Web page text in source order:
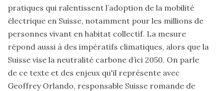
pratiques qui ralentissent l’adoption de la mobilité
électrique en Suisse, notamment pour les millions de
personnes vivant en habitat collectif. La mesure
répond aussi à des impératifs climatiques, alors que la
Suisse vise la neutralité carbone d’ici 2050. On parle
de ce texte et des enjeux qu'il représente avec
Geoffrey Orlando, responsable Suisse romande de